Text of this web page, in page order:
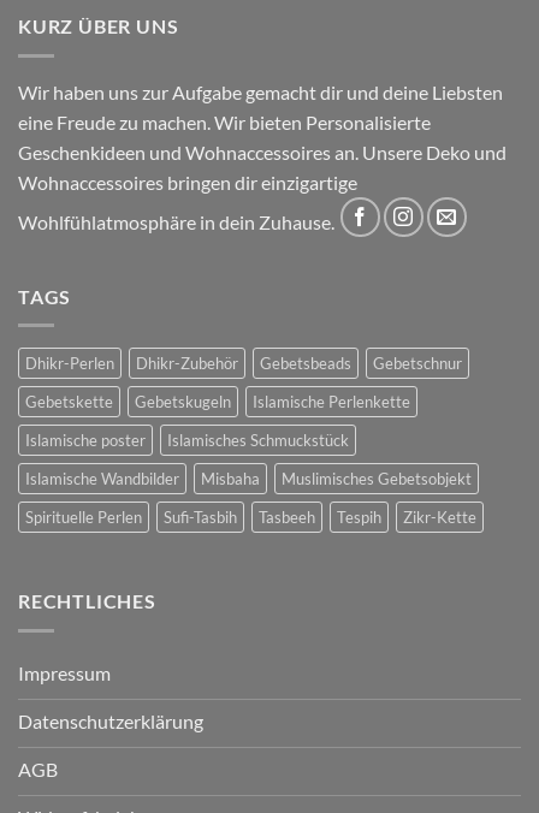
KURZ ÜBER UNS
Wir haben uns zur Aufgabe gemacht dir und deine Liebsten
eine Freude zu machen. Wir bieten Personalisierte
Geschenkideen und Wohnaccessoires an. Unsere Deko und
Wohnaccessoires bringen dir einzigartige
Wohlfühlatmosphäre in dein Zuhause.
TAGS
Dhikr-Perlen Dhikr-Zubehör Gebetsbeads
Gebetschnur
Gebetskette
Gebetskugeln
Islamische Perlenkette
Islamische poster
Islamisches Schmuckstück
Islamische Wandbilder
Misbaha
Muslimisches Gebetsobjekt
Spirituelle Perlen
Sufi-Tasbih Tasbeeh Tespih Zikr-Kette
RECHTLICHES
Impressum
Datenschutzerklärung
AGB